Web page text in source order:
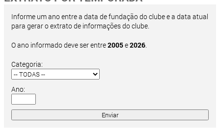
Informe um ano entre a data de fundação do clube e a data atual
para gerar o extrato de informações do clube.
O ano informado deve ser entre2005e2026.
Categoria:
Ano: